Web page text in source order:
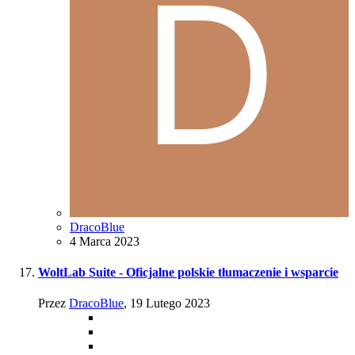
DracoBlue
4 Marca 2023
WoltLab Suite - Oficjalne polskie tłumaczenie i wsparcie
Przez DracoBlue, 19 Lutego 2023